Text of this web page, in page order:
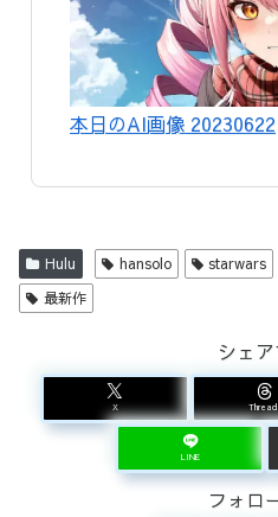
本日のAI画像 20230622
Hulu hansolo starwars
最新作
シェ
X
LINE
フォロ